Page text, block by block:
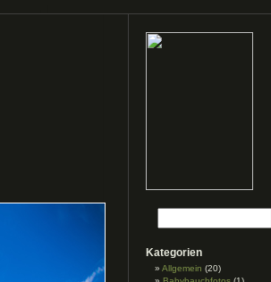
Kategorien
Allgemein (20)